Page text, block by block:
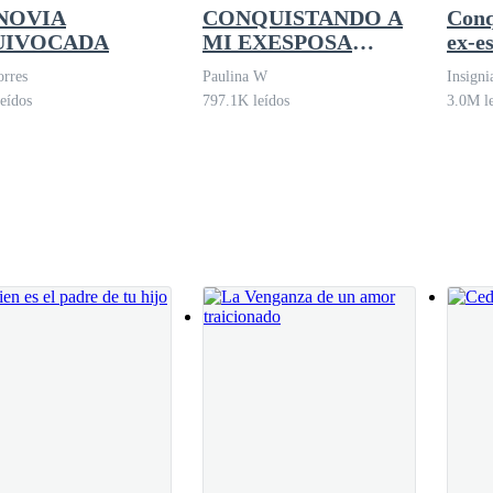
Metió las manos en los bolsillos del pantalón.
ya se había gastado todo.
CONQUISTANDO A
MI EXESPOSA
SECRETA
Paulina W
797.1K leídos
ex-
3.0M